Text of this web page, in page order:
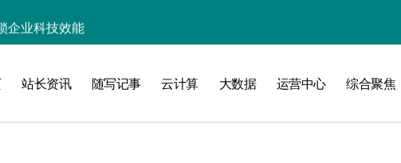
企业科技效能
准策援政策
技高效数据流新纪元
站长资讯 随写记事 云计算 大数据 运营中心 综合聚焦